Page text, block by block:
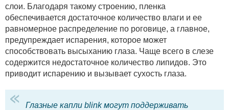
слои. Благодаря такому строению, пленка
обеспечивается достаточное количество влаги и ее
равномерное распределение по роговице, а главное,
предупреждает испарения, которое может
способствовать высыханию глаза. Чаще всего в слезе
содержится недостаточное количество липидов. Это
приводит испарению и вызывает сухость глаза.
Глазные капли blink могут поддерживать